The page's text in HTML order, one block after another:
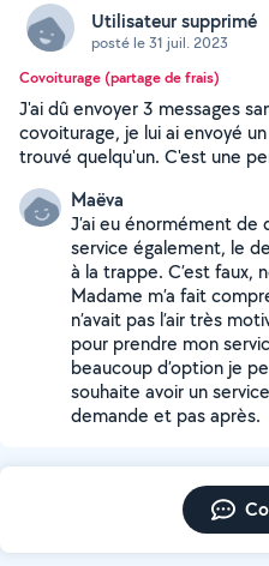
Utilisateur supprimé
posté le 31 juil. 2023
Covoiturage (partage de frais)
J'ai dû envoyer 3 messages
covoiturage, je lui ai envoyé
trouvé quelqu'un. C'est une
Maëva
J’ai eu énormément de
service également, le
à la trappe. C’est faux,
Madame m’a fait
n’avait pas l’air très
pour prendre mon
beaucoup d’option je
souhaite avoir un
demande et pas après.